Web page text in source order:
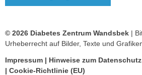
© 2026 Diabetes Zentrum Wandsbek |
Urheberrecht auf Bilder, Texte und
Impressum | Hinweise zum Datenschutz
| Cookie-Richtlinie (EU)